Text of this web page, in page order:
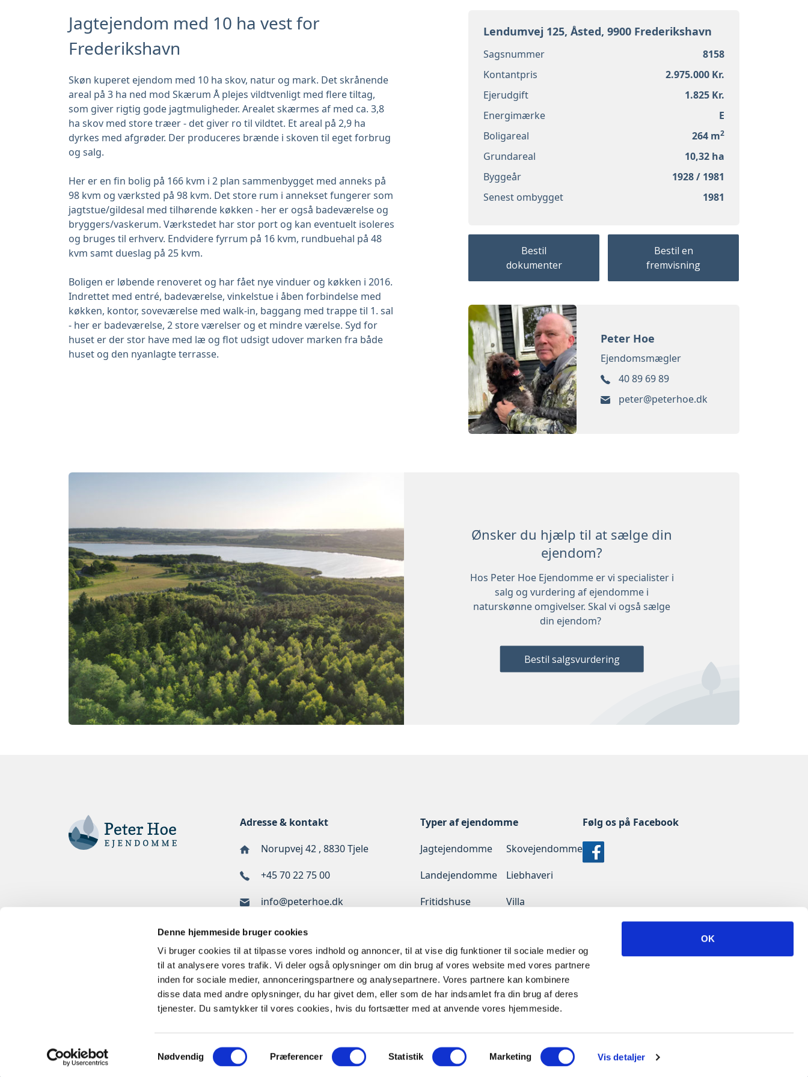
Denne hjemmeside bruger cookies
Vi bruger cookies til at tilpasse vores indhold og annoncer, til at vise dig funktioner til sociale medier og
til at analysere vores trafik. Vi deler også oplysninger om din brug af vores website med vores partnere
inden for sociale medier, annonceringspartnere og analysepartnere. Vores partnere kan kombinere
disse data med andre oplysninger, du har givet dem, eller som de har indsamlet fra din brug af deres
tjenester. Du samtykker til vores cookies, hvis du fortsætter med at anvende vores hjemmeside.
Samtykkevalg
Nødvendig Præferencer Statistik Marketing Vis detaljer
OK
Jagtejendom med 10 ha vest for
Frederikshavn
Skøn kuperet ejendom med 10 ha skov, natur og mark. Det skrånende
areal på 3 ha ned mod Skærum Å plejes vildtvenligt med flere tiltag,
som giver rigtig gode jagtmuligheder. Arealet skærmes af med ca. 3,8
ha skov med store træer - det giver ro til vildtet. Et areal på 2,9 ha
dyrkes med afgrøder. Der produceres brænde i skoven til eget forbrug
og salg.
Her er en fin bolig på 166 kvm i 2 plan sammenbygget med anneks på
98 kvm og værksted på 98 kvm. Det store rum i annekset fungerer som
jagtstue/gildesal med tilhørende køkken - her er også badeværelse og
bryggers/vaskerum. Værkstedet har stor port og kan eventuelt isoleres
og bruges til erhverv. Endvidere fyrrum på 16 kvm, rundbuehal på 48
kvm samt dueslag på 25 kvm.
Boligen er løbende renoveret og har fået nye vinduer og køkken i 2016.
Indrettet med entré, badeværelse, vinkelstue i åben forbindelse med
køkken, kontor, soveværelse med walk-in, baggang med trappe til 1. sal
- her er badeværelse, 2 store værelser og et mindre værelse. Syd for
huset er der stor have med læ og flot udsigt udover marken fra både
huset og den nyanlagte terrasse.
Lendumvej 125, Åsted, 9900 Frederikshavn
Sagsnummer
8158
Kontantpris
2.975.000 Kr.
Ejerudgift
1.825 Kr.
Energimærke
E
Boligareal
264 m2
Grundareal
10,32 ha
Byggeår
1928 / 1981
Senest ombygget
1981
Bestil
dokumenter
Bestil en
fremvisning
Peter Hoe
Ejendomsmægler
40 89 69 89
peter@peterhoe.dk
Ønsker du hjælp til at sælge din
ejendom?
Hos Peter Hoe Ejendomme er vi specialister i
salg og vurdering af ejendomme i
naturskønne omgivelser. Skal vi også sælge
din ejendom?
Bestil salgsvurdering
Adresse & kontakt
Norupvej 42 , 8830 Tjele
+45 70 22 75 00
info@peterhoe.dk
Typer af ejendomme
Jagtejendomme
Skovejendomme
Landejendomme
Liebhaveri
Fritidshuse
Villa
Diskret
salg
Følg os på Facebook
Cookies og Privatlivspolitik © 2024 peterhoe.dk - All rights reserved